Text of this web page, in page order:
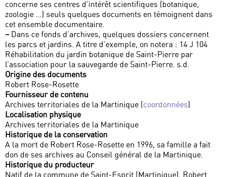
concerne ses centres d’intérêt scientifiques (botanique,
zoologie ...) seuls quelques documents en témoignent dans
cet ensemble documentaire.
–Dans ce fonds d’archives, quelques dossiers concernent
les parcs et jardins. A titre d’exemple, on notera : 14 J 104
Réhabilitation du jardin botanique de Saint-Pierre par
l’association pour la sauvegarde de Saint-Pierre. s.d.
Origine des documents
Robert Rose-Rosette
Fournisseur de contenu
Archives territoriales de la Martinique (coordonnées)
Localisation physique
Archives territoriales de la Martinique
Historique de la conservation
A la mort de Robert Rose-Rosette en 1996, sa famille a fait
don de ses archives au Conseil général de la Martinique.
Historique du producteur
Natif de la commune de Saint-Esprit (Martinique), Robert